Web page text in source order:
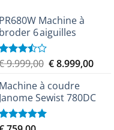
PR680W Machine à
broder 6 aiguilles
5
9.999,00 Le
initial
était :
€8.999,00Le
est :
€
Machine à coudre
Janome Sewist 780DC
5.00